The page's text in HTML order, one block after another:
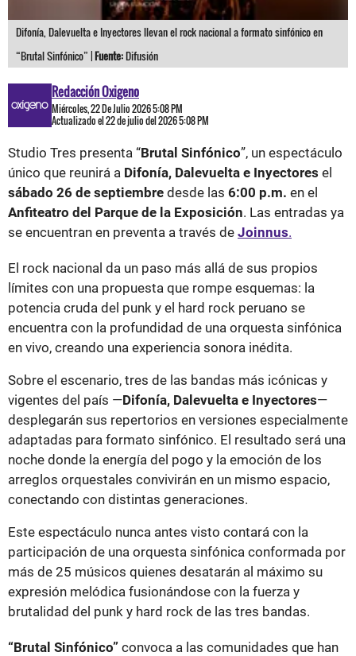
Difonía, Dalevuelta e Inyectores llevan el rock nacional a formato sinfónico en
“Brutal Sinfónico” |Fuente:Difusión
Redacción Oxigeno
Miércoles, 22 De Julio 2026 5:08 PM
Actualizado el 22 de julio del 2026 5:08 PM
Studio Tres presenta “Brutal Sinfónico”, un espectáculo
único que reunirá a Difonía, Dalevuelta e Inyectores el
sábado 26 de septiembre desde las 6:00 p.m. en el
Anfiteatro del Parque de la Exposición. Las entradas ya
se encuentran en preventa a través de Joinnus.
El rock nacional da un paso más allá de sus propios
límites con una propuesta que rompe esquemas: la
potencia cruda del punk y el hard rock peruano se
encuentra con la profundidad de una orquesta sinfónica
en vivo, creando una experiencia sonora inédita.
Sobre el escenario, tres de las bandas más icónicas y
vigentes del país —Difonía, Dalevuelta e Inyectores—
desplegarán sus repertorios en versiones especialmente
adaptadas para formato sinfónico. El resultado será una
noche donde la energía del pogo y la emoción de los
arreglos orquestales convivirán en un mismo espacio,
conectando con distintas generaciones.
Este espectáculo nunca antes visto contará con la
participación de una orquesta sinfónica conformada por
más de 25 músicos quienes desatarán al máximo su
expresión melódica fusionándose con la fuerza y
brutalidad del punk y hard rock de las tres bandas.
“Brutal Sinfónico” convoca a las comunidades que han